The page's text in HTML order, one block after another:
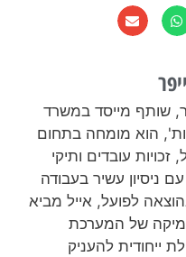
שותף מייסד במשרד
הוא מומחה בתחום
עובדים ותיקי
עם ניסיון עשיר בעבודה
לפועל, אייל מביא
של המערכת
ייחודית להעניק